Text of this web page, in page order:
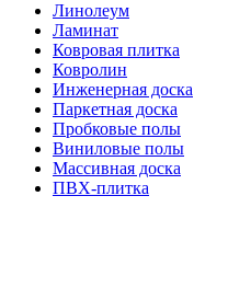
Линолеум
Ламинат
Ковровая плитка
Ковролин
Инженерная доска
Паркетная доска
Пробковые полы
Виниловые полы
Массивная доска
ПВХ-плитка